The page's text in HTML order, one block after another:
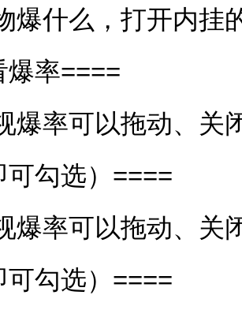
爆什么，打开内挂
爆率====
爆率可以拖动、关
可勾选）====
爆率可以拖动、关
可勾选）====